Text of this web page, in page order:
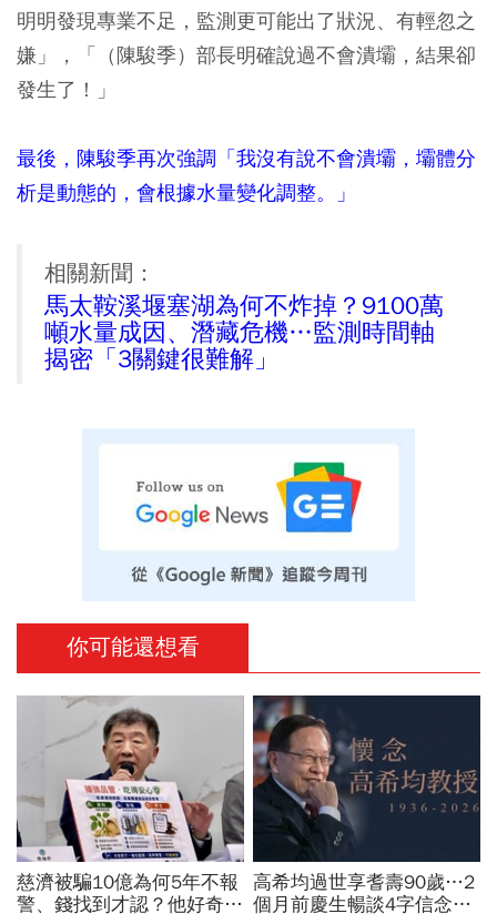
明明發現專業不足，監測更可能出了狀況、有輕忽之
嫌」，「（陳駿季）部長明確說過不會潰壩，結果卻
發生了！」
最後，陳駿季再次強調「我沒有說不會潰壩，壩體分
析是動態的，會根據水量變化調整。」
相關新聞：
馬太鞍溪堰塞湖為何不炸掉？9100萬
噸水量成因、潛藏危機…監測時間軸
揭密「3關鍵很難解」
你可能還想看
慈濟被騙10億為何5年不報
警、錢找到才認？他好奇：
高希均過世享耆壽90歲…2
個月前慶生暢談4字信念，